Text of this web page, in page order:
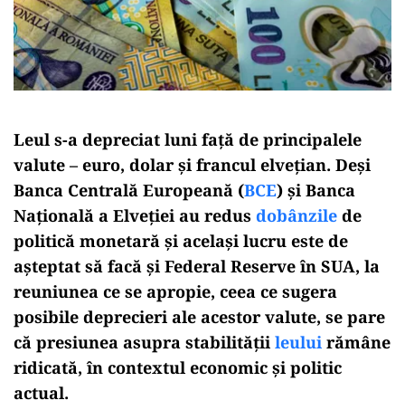
Leul s-a depreciat luni faţă de principalele
valute – euro, dolar şi francul elveţian. Deşi
Banca Centrală Europeană (BCE) şi Banca
Naţională a Elveţiei au redus dobânzile de
politică monetară şi acelaşi lucru este de
aşteptat să facă şi Federal Reserve în SUA, la
reuniunea ce se apropie, ceea ce sugera
posibile deprecieri ale acestor valute, se pare
că presiunea asupra stabilităţii leului rămâne
ridicată, în contextul economic şi politic
actual.